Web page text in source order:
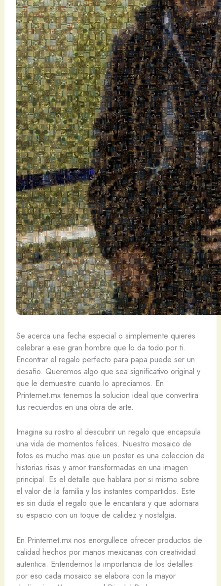
Se acerca una fecha especial o simplemente quieres
celebrar a ese gran hombre que lo da todo por ti.
Encontrar el regalo perfecto para papa puede ser un
desafio. Queremos algo que sea significativo original y
que le demuestre cuanto lo apreciamos. En
Printernet.mx tenemos la solucion ideal que convertira
tus recuerdos en una obra de arte.
Imagina su rostro al descubrir un regalo que encapsula
una vida de momentos felices. Nuestro mosaico de
fotos es mucho mas que un poster es una coleccion de
historias risas y amor transformadas en una imagen
principal. Es el detalle que hablara por si mismo sobre
el valor de la familia y los instantes compartidos. Este
es sin duda el regalo que le encantara y que adornara
su espacio con un toque de calidez y nostalgia.
En Printernet.mx nos enorgullece ofrecer productos de
calidad hechos por manos mexicanas con creatividad
autentica. Entendemos la importancia de los detalles
por eso cada mosaico se elabora con la mayor